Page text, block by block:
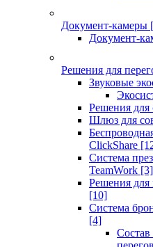
Документ-камеры
Документ-
Решения для
Звуковые
Решения для
Шлюз для
ClickShare
Система
TeamWork [3]
Решения для
[10]
Система
[4]